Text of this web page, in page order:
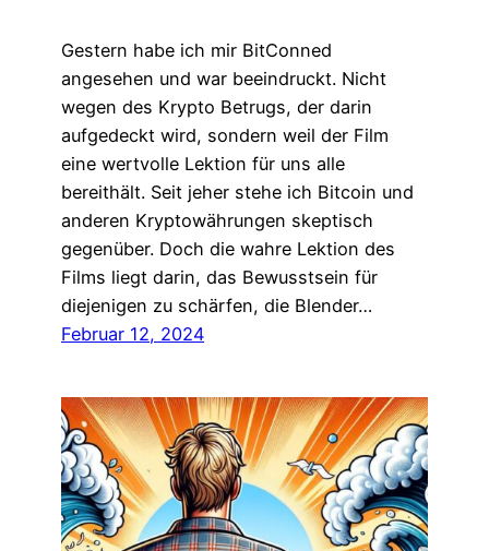
Gestern habe ich mir BitConned
angesehen und war beeindruckt. Nicht
wegen des Krypto Betrugs, der darin
aufgedeckt wird, sondern weil der Film
eine wertvolle Lektion für uns alle
bereithält. Seit jeher stehe ich Bitcoin und
anderen Kryptowährungen skeptisch
gegenüber. Doch die wahre Lektion des
Films liegt darin, das Bewusstsein für
diejenigen zu schärfen, die Blender…
Februar 12, 2024